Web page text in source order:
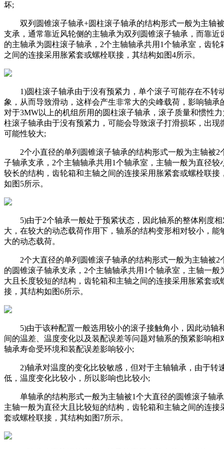
坏;
双列圆锥滚子轴承+圆柱滚子轴承的结构形式一般为主轴
支承，通常靠近风轮侧的主轴承为双列圆锥滚子轴承，而靠近
的主轴承为圆柱滚子轴承，2个主轴轴承共用1个轴承室，齿轮
之间的连接采用胀紧套或螺栓联接，其结构如图4所示。
1)圆柱滚子轴承由于没有预紧力，单个滚子可能存在不转
象，从而导致滑动，这样会产生非常大的尖峰载荷，影响轴承
对于3MW以上的机组所用的圆柱滚子轴承，滚子质量和惯性
柱滚子轴承由于没有预紧力，可能会导致滚子打滑损坏，出现
可能性较大;
2个小直径的单列圆锥滚子轴承的结构形式一般为主轴被2
子轴承支承，2个主轴轴承共用1个轴承室，主轴一般为直径较
较长的结构，齿轮箱和主轴之间的连接采用胀紧套或螺栓联接
如图5所示。
5)由于2个轴承一般处于预紧状态，因此轴系的整体刚度相
大，在较大的动态载荷作用下，轴系的结构变形相对较小，能
大的动态载荷。
2个大直径的单列圆锥滚子轴承的结构形式一般为主轴被2
的圆锥滚子轴承支承，2个主轴轴承共用1个轴承室，主轴一般
大且长度较短的结构，齿轮箱和主轴之间的连接采用胀紧套或
接，其结构如图6所示。
5)由于该种配置一般选用较小的滚子接触角小，因此动轴
间的温差、温度变化以及装配误差等问题对轴系的预紧影响相
轴承寿命受环境和装配误差影响较小;
2)轴承对温度的变化比较敏感，但对于主轴轴承，由于转
低，温度变化比较小，所以影响也比较小;
单轴承的结构形式一般为主轴被1个大直径的圆锥滚子轴
主轴一般为直径大且比较短的结构，齿轮箱和主轴之间的连接
套或螺栓联接，其结构如图7所示。